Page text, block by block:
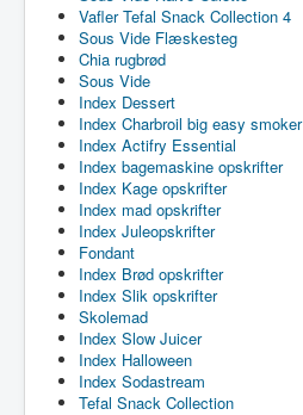
Vafler Tefal Snack Collection 4
Sous Vide Flæskesteg
Chia rugbrød
Sous Vide
Index Dessert
Index Charbroil big easy smoker
Index Actifry Essential
Index bagemaskine opskrifter
Index Kage opskrifter
Index mad opskrifter
Index Juleopskrifter
Fondant
Index Brød opskrifter
Index Slik opskrifter
Skolemad
Index Slow Juicer
Index Halloween
Index Sodastream
Tefal Snack Collection